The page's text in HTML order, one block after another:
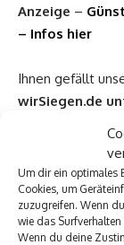
Um dir ein optimales
Cookies, um
zuzugreifen. Wenn
wie das
Wenn du deine
Anzeige –
– Infos hier
Ihnen gefällt
wirSiegen.de
Wir freuen uns